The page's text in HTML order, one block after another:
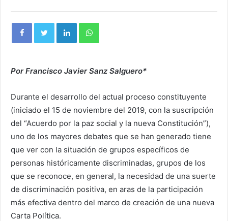
Por Francisco Javier Sanz Salguero*
Durante el desarrollo del actual proceso constituyente
(iniciado el 15 de noviembre del 2019, con la suscripción
del “Acuerdo por la paz social y la nueva Constitución”),
uno de los mayores debates que se han generado tiene
que ver con la situación de grupos específicos de
personas históricamente discriminadas, grupos de los
que se reconoce, en general, la necesidad de una suerte
de discriminación positiva, en aras de la participación
más efectiva dentro del marco de creación de una nueva
Carta Política.